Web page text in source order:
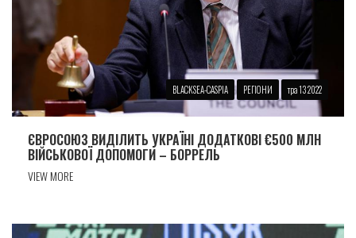
BLACKSEA-CASPIA РЕГІОНИ тра 13 2022
ЄВРОСОЮЗ ВИДІЛИТЬ УКРАЇНІ ДОДАТКОВІ €500 МЛН
ВІЙСЬКОВОЇ ДОПОМОГИ – БОРРЕЛЬ
VIEW MORE